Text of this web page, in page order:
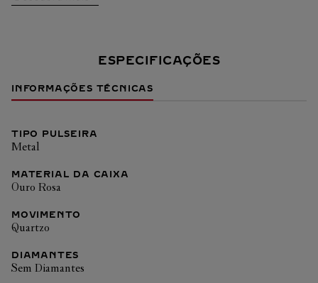
ESPECIFICAÇÕES
INFORMAÇÕES TÉCNICAS
TIPO PULSEIRA
Metal
MATERIAL DA CAIXA
Ouro Rosa
MOVIMENTO
Quartzo
DIAMANTES
Sem Diamantes